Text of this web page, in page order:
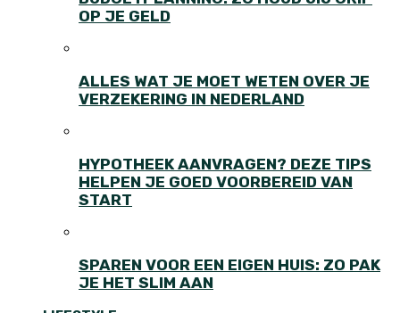
OP JE GELD
ALLES WAT JE MOET WETEN OVER JE
VERZEKERING IN NEDERLAND
HYPOTHEEK AANVRAGEN? DEZE TIPS
HELPEN JE GOED VOORBEREID VAN
START
SPAREN VOOR EEN EIGEN HUIS: ZO PAK
JE HET SLIM AAN